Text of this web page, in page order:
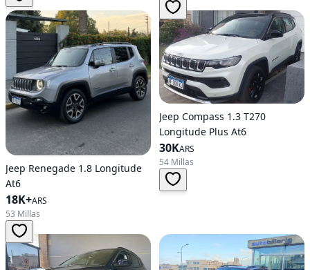
Jeep Renegade 1.8 Longitude
At6
18K+ARS
53 Millas
Jeep Compass 1.3 T270
Longitude Plus At6
30KARS
54 Millas